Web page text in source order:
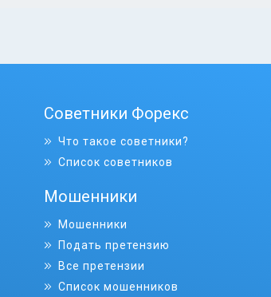
Советники Форекс
Что такое советники?
Список советников
Мошенники
Мошенники
Подать претензию
Все претензии
Список мошенников